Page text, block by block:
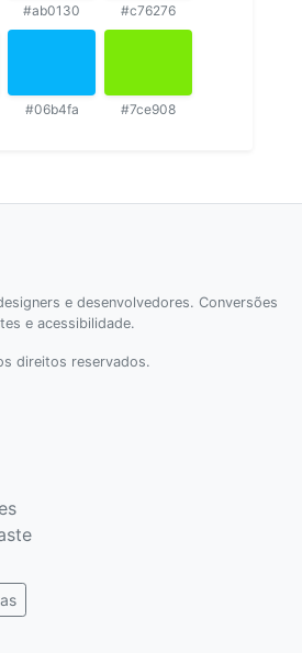
#ab0130 #c76276
#06b4fa #7ce908
e desenvolvedores. Conversões
e acessibilidade.
direitos reservados.